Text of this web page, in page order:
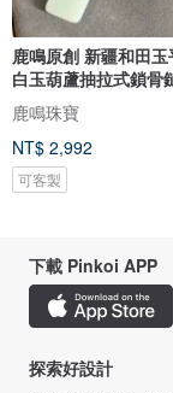
鹿鳴原創 新疆和田
白玉葫蘆抽拉式鎖骨
鹿鳴珠寶
NT$ 2,992
可客製
下載 Pinkoi APP
探索好設計